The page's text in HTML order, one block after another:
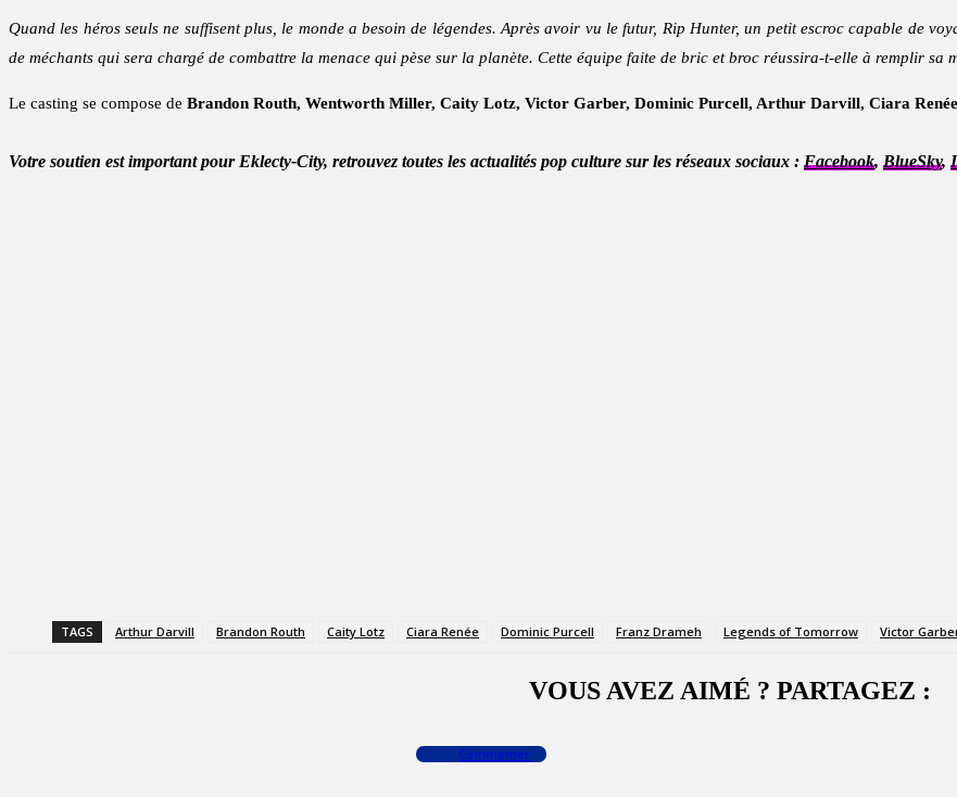
Quand les héros seuls ne suffisent plus, le monde a besoin de légendes. Après avoir vu le futur, Rip Hunter, un petit escroc capable de
de méchants qui sera chargé de combattre la menace qui pèse sur la planète. Cette équipe faite de bric et broc réussira-t-elle à remplir sa
Le casting se compose de Brandon Routh, Wentworth Miller, Caity Lotz, Victor Garber, Dominic Purcell, Arthur Darvill, Ciara Renée
Votre soutien est important pour Eklecty-City, retrouvez toutes les actualités pop culture sur les réseaux sociaux : Facebook, BlueSky,
TAGS Arthur Darvill Brandon Routh Caity Lotz Ciara Renée Dominic Purcell Franz Drameh Legends of Tomorrow Victor
VOUS AVEZ AIMÉ ? PARTAGEZ :
Commenter